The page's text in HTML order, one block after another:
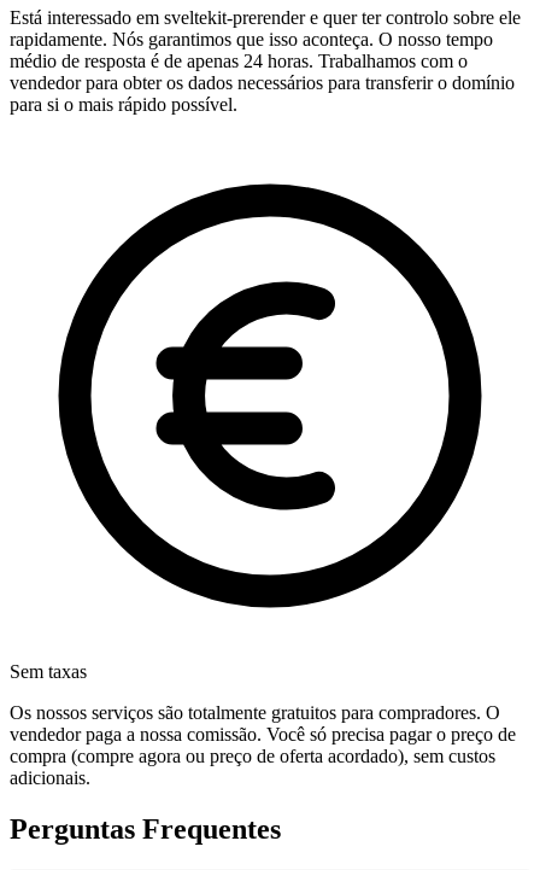
Está interessado em sveltekit-prerender e quer ter controlo sobre ele
rapidamente. Nós garantimos que isso aconteça. O nosso tempo
médio de resposta é de apenas 24 horas. Trabalhamos com o
vendedor para obter os dados necessários para transferir o domínio
para si o mais rápido possível.
Sem taxas
Os nossos serviços são totalmente gratuitos para compradores. O
vendedor paga a nossa comissão. Você só precisa pagar o preço de
compra (compre agora ou preço de oferta acordado), sem custos
adicionais.
Perguntas Frequentes